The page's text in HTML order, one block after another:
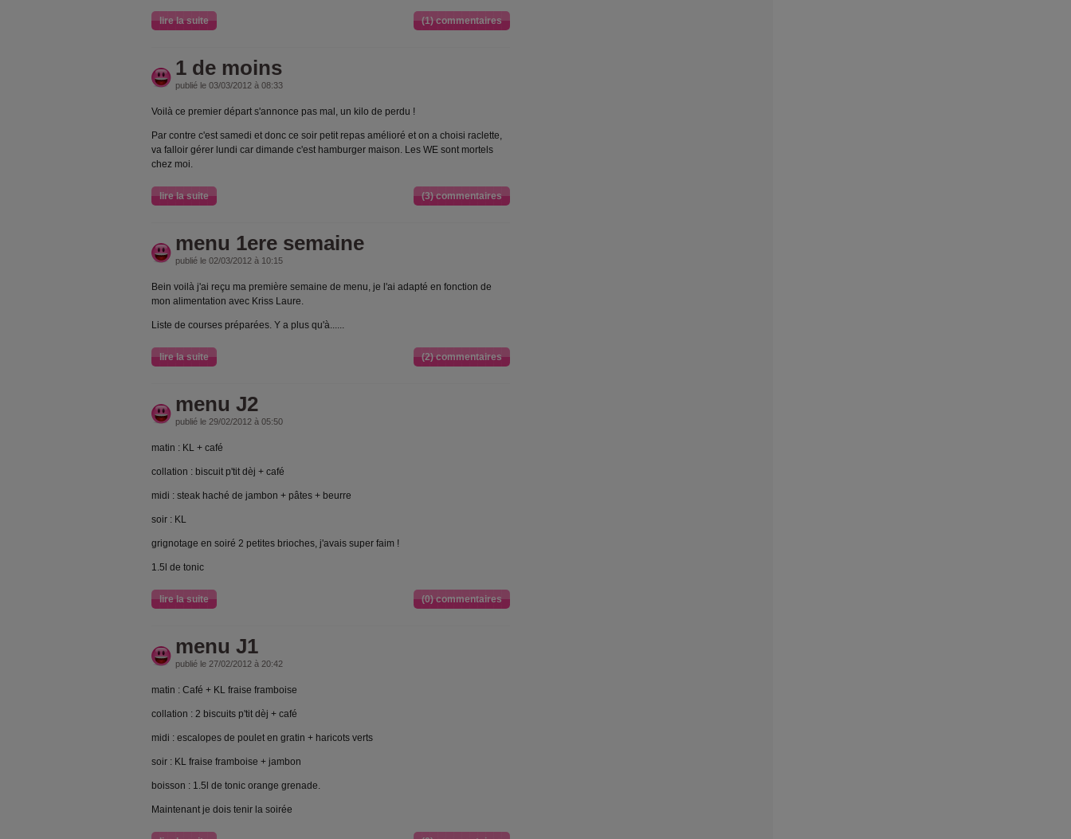
lire la suite (1) commentaires
1 de moins
publié le 03/03/2012 à 08:33
Voilà ce premier départ s'annonce pas mal, un kilo de perdu !
Par contre c'est samedi et donc ce soir petit repas amélioré et on a choisi raclette,
va falloir gérer lundi car dimande c'est hamburger maison. Les WE sont mortels
chez moi.
lire la suite (3) commentaires
menu 1ere semaine
publié le 02/03/2012 à 10:15
Bein voilà j'ai reçu ma première semaine de menu, je l'ai adapté en fonction de
mon alimentation avec Kriss Laure.
Liste de courses préparées. Y a plus qu'à......
lire la suite (2) commentaires
menu J2
publié le 29/02/2012 à 05:50
matin : KL + café
collation : biscuit p'tit dèj + café
midi : steak haché de jambon + pâtes + beurre
soir : KL
grignotage en soiré 2 petites brioches, j'avais super faim !
1.5l de tonic
lire la suite (0) commentaires
menu J1
publié le 27/02/2012 à 20:42
matin : Café + KL fraise framboise
collation : 2 biscuits p'tit dèj + café
midi : escalopes de poulet en gratin + haricots verts
soir : KL fraise framboise + jambon
boisson : 1.5l de tonic orange grenade.
Maintenant je dois tenir la soirée